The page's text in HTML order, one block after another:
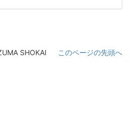
このページの先頭へ
SHOKAI